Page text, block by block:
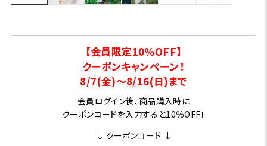
【会員限定10％OFF】
クーポンキャンペーン！
8/7(金)～8/16(日)まで
会員ログイン後、商品購入時に
クーポンコードを入力すると10％OFF！
↓ クーポンコード ↓